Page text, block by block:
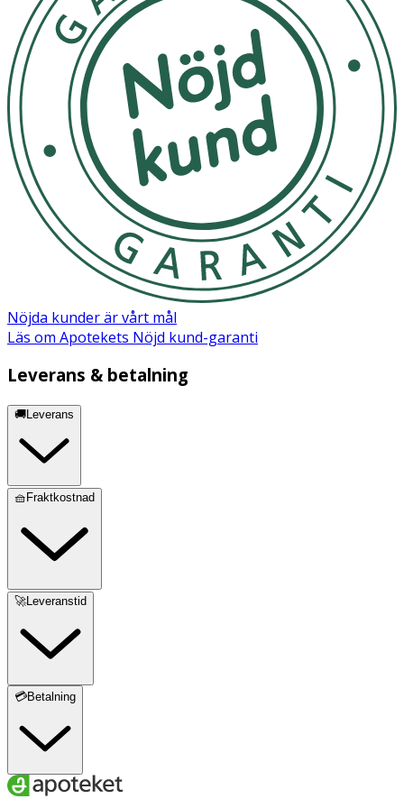
Nöjda kunder är vårt mål
Läs om Apotekets Nöjd kund-garanti
Leverans & betalning
🚚Leverans
🧺Fraktkostnad
🚀Leveranstid
💳Betalning